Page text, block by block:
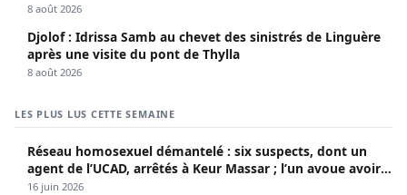
8 août 2026
Djolof : Idrissa Samb au chevet des sinistrés de Linguère
après une visite du pont de Thylla
8 août 2026
LES PLUS LUS CETTE SEMAINE
Réseau homosexuel démantelé : six suspects, dont un
agent de l’UCAD, arrêtés à Keur Massar ; l’un avoue avoir
propagé le VIH depuis 2018
16 juin 2026